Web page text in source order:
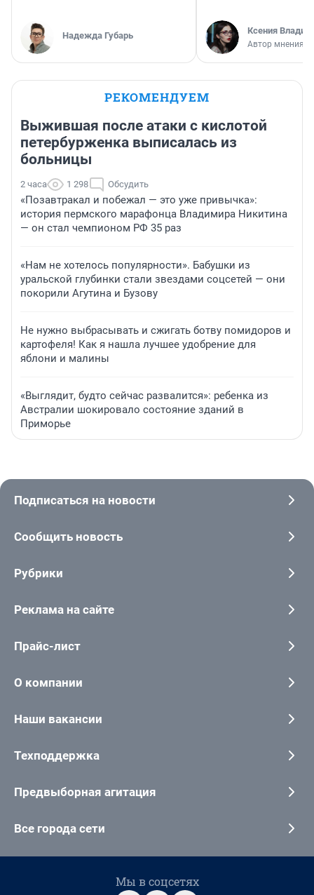
Надежда Губарь Ксения
Автор мнения
РЕКОМЕНДУЕМ
Выжившая после атаки с кислотой
петербурженка выписалась из
больницы
2 часа 1 298 Обсудить
«Позавтракал и побежал — это уже привычка»:
история пермского марафонца Владимира Никитина
— он стал чемпионом РФ 35 раз
«Нам не хотелось популярности». Бабушки из
уральской глубинки стали звездами соцсетей — они
покорили Агутина и Бузову
Не нужно выбрасывать и сжигать ботву помидоров и
картофеля! Как я нашла лучшее удобрение для
яблони и малины
«Выглядит, будто сейчас развалится»: ребенка из
Австралии шокировало состояние зданий в
Приморье
Подписаться на новости
Сообщить новость
Рубрики
Реклама на сайте
Прайс-лист
О компании
Наши вакансии
Техподдержка
Предвыборная агитация
Все города сети
Мы в соцсетях